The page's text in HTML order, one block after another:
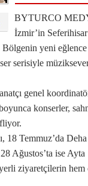
BYTURCO
İzmir’in
yeni
serisiyle
genel
konserler,
18 Temmuz’da
Ağustos’ta ise
ziyaretçilerin